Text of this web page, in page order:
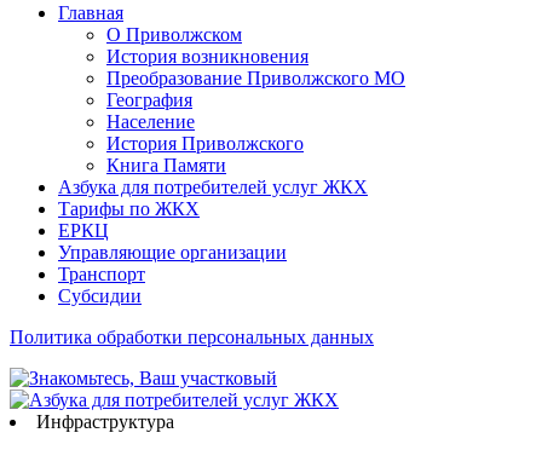
Главная
О Приволжском
История возникновения
Преобразование Приволжского МО
География
Население
История Приволжского
Книга Памяти
Азбука для потребителей услуг ЖКХ
Тарифы по ЖКХ
ЕРКЦ
Управляющие организации
Транспорт
Субсидии
Политика обработки персональных данных
Инфраструктура